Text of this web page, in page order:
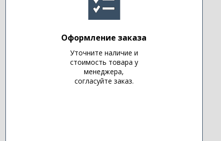
Оформление заказа
Уточните наличие и
стоимость товара у
менеджера,
согласуйте заказ.